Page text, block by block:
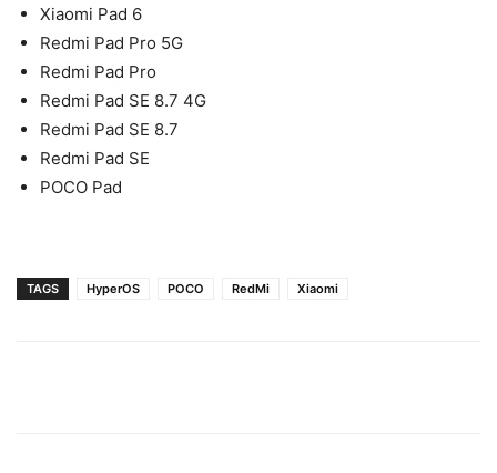
Xiaomi Pad 6
Redmi Pad Pro 5G
Redmi Pad Pro
Redmi Pad SE 8.7 4G
Redmi Pad SE 8.7
Redmi Pad SE
POCO Pad
TAGS HyperOS POCO RedMi Xiaomi